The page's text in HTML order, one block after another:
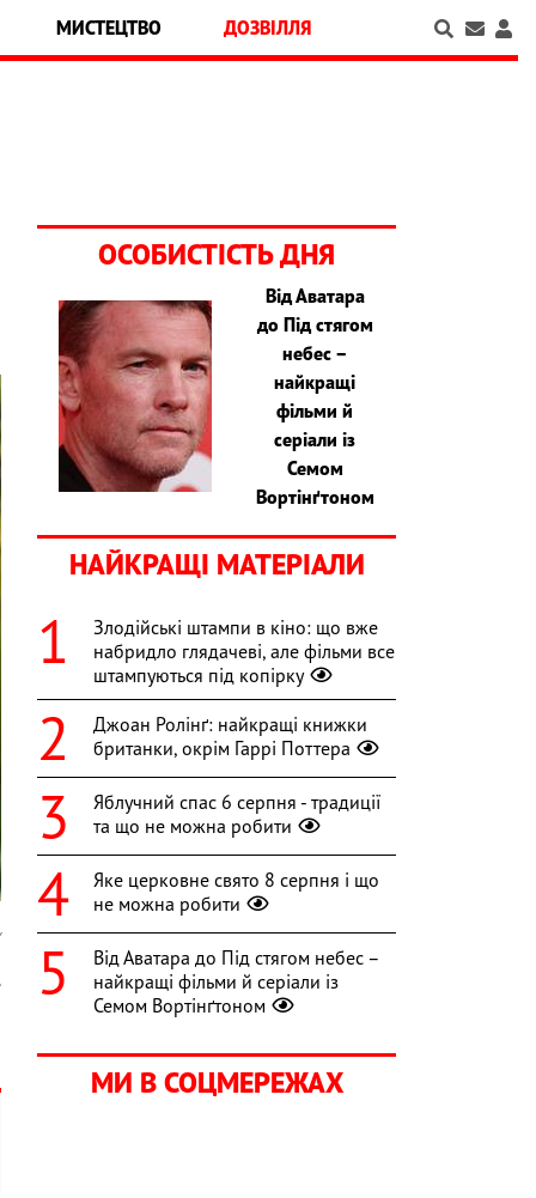
МИСТЕЦТВО ДОЗВІЛЛЯ
ОСОБИСТІСТЬ ДНЯ
Від Аватара
до Під стягом
небес –
найкращі
фільми й
серіали із
Семом
Вортінґтоном
НАЙКРАЩІ МАТЕРІАЛИ
Злодійські штампи в кіно: що вже
набридло глядачеві, але фільми все
штампуються під копірку
Джоан Ролінґ: найкращі книжки
британки, окрім Гаррі Поттера
Яблучний спас 6 серпня - традиції
та що не можна робити
Яке церковне свято 8 серпня і що
не можна робити
Від Аватара до Під стягом небес –
найкращі фільми й серіали із
Семом Вортінґтоном
МИ В СОЦМЕРЕЖАХ